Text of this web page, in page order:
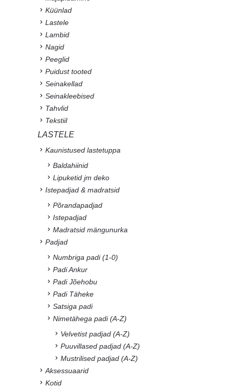
Küünlad
Lastele
Lambid
Nagid
Peeglid
Puidust tooted
Seinakellad
Seinakleebised
Tahvlid
Tekstiil
LASTELE
Kaunistused lastetuppa
Baldahiinid
Lipuketid jm deko
Istepadjad & madratsid
Põrandapadjad
Istepadjad
Madratsid mängunurka
Padjad
Numbriga padi (1-0)
Padi Ankur
Padi Jõehobu
Padi Täheke
Satsiga padi
Nimetähega padi (A-Z)
Velvetist padjad (A-Z)
Puuvillased padjad (A-Z)
Mustrilised padjad (A-Z)
Aksessuaarid
Kotid